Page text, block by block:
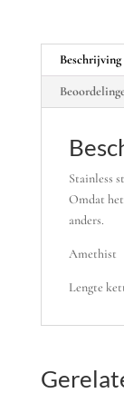
Beschrijving
Stainless
Omdat
anders.
Amethist
Lengte